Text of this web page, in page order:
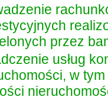
przez
usług
w